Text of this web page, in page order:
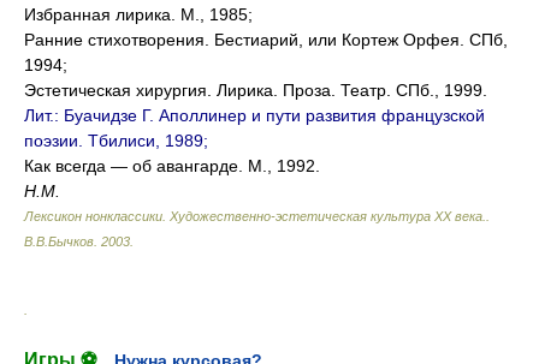
Избранная лирика. М., 1985;
Ранние стихотворения. Бестиарий, или Кортеж Орфея. СПб,
1994;
Эстетическая хирургия. Лирика. Проза. Театр. СПб., 1999.
Лит.: Буачидзе Г. Аполлинер и пути развития французской
поэзии. Тбилиси, 1989;
Как всегда — об авангарде. М., 1992.
Н.М.
Лексикон нонклассики. Художественно-эстетическая культура XX века.
В.В.Бычков 2003
Игры ⚽